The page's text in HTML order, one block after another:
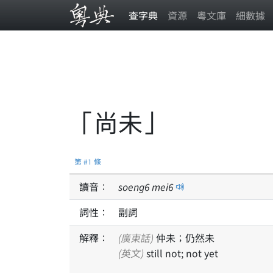
查字典 資源 粵文庫 細數據
「尚未」
第 #1 條
讀音： soeng6mei6
詞性：
副詞
解釋：
(廣東話) 仲未；仍然未
(英文) still not; not yet